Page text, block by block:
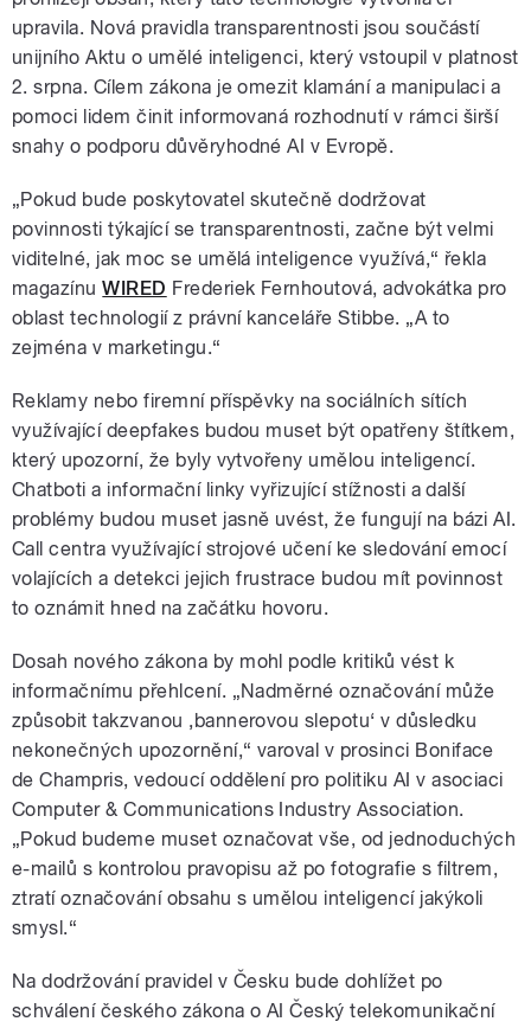
upravila. Nová pravidla transparentnosti jsou součástí
unijního Aktu o umělé inteligenci, který vstoupil v platnost
2. srpna. Cílem zákona je omezit klamání a manipulaci a
pomoci lidem činit informovaná rozhodnutí v rámci širší
snahy o podporu důvěryhodné AI v Evropě.
„Pokud bude poskytovatel skutečně dodržovat
povinnosti týkající se transparentnosti, začne být velmi
viditelné, jak moc se umělá inteligence využívá,“ řekla
magazínuWIRED Frederiek Fernhoutová, advokátka pro
oblast technologií z právní kanceláře Stibbe. „A to
zejména v marketingu.“
Reklamy nebo firemní příspěvky na sociálních sítích
využívající deepfakes budou muset být opatřeny štítkem,
který upozorní, že byly vytvořeny umělou inteligencí.
Chatboti a informační linky vyřizující stížnosti a další
problémy budou muset jasně uvést, že fungují na bázi AI.
Call centra využívající strojové učení ke sledování emocí
volajících a detekci jejich frustrace budou mít povinnost
to oznámit hned na začátku hovoru.
Dosah nového zákona by mohl podle kritiků vést k
informačnímu přehlcení. „Nadměrné označování může
způsobit takzvanou ‚bannerovou slepotu‘ v důsledku
nekonečných upozornění,“ varoval v prosinci Boniface
de Champris, vedoucí oddělení pro politiku AI v asociaci
Computer & Communications Industry Association.
„Pokud budeme muset označovat vše, od jednoduchých
e-mailů s kontrolou pravopisu až po fotografie s filtrem,
ztratí označování obsahu s umělou inteligencí jakýkoli
smysl.“
Na dodržování pravidel v Česku bude dohlížet po
schválení českého zákona o AI Český telekomunikační